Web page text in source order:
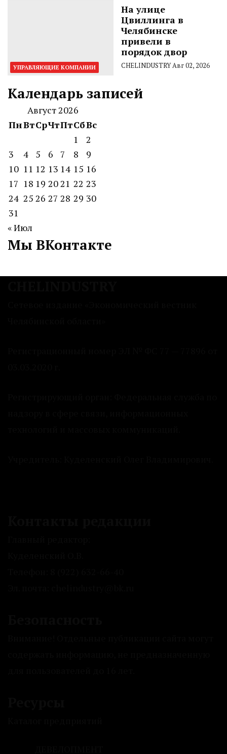
УПРАВЛЯЮЩИЕ КОМПАНИИ
На улице
Цвиллинга в
Челябинске
привели в
порядок двор
CHELINDUSTRYАвг 02, 2026
Календарь записей
Август 2026
ПнВтСрЧтПтСбВс
1
2
3
4 5 6 7 8
9
10 11 12 13 14 15 16
17 18 19 2021 22 23
24 25 26 27 28 29 30
31
« Июл
Мы ВКонтакте